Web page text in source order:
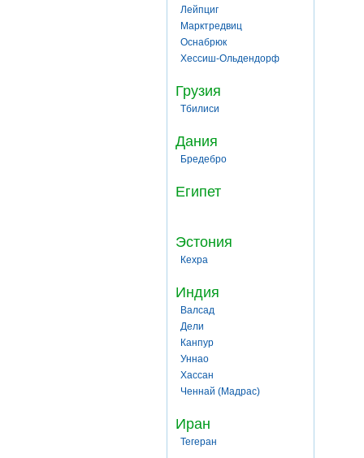
Лейпциг
Марктредвиц
Оснабрюк
Хессиш-Ольдендорф
Грузия
Тбилиси
Дания
Бредебро
Египет
Эстония
Кехра
Индия
Валсад
Дели
Канпур
Уннао
Хассан
Ченнай (Мадрас)
Иран
Тегеран